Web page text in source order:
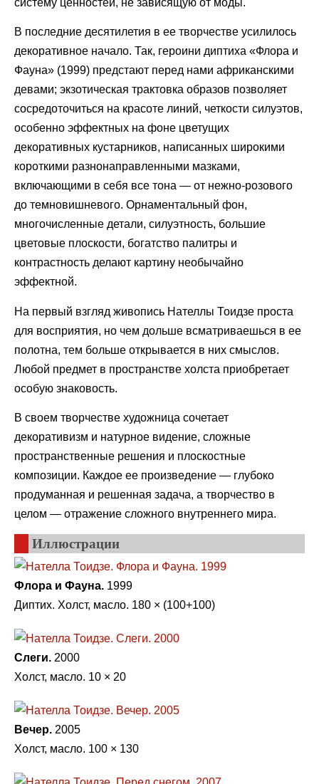
систему ценностей, не зависящую от моды.
В последние десятилетия в ее творчестве усилилось
декоративное начало. Так, героини диптиха «Флора и
Фауна» (1999) предстают перед нами африканскими
девами; экзотическая трактовка образов позволяет
сосредоточиться на красоте линий, четкости силуэтов,
особенно эффектных на фоне цветущих
декоративных кустарников, написанных широкими
короткими разнонаправленными мазками,
включающими в себя все тона — от нежно-розового
до темновишневого. Орнаментальный фон,
многочисленные детали, силуэтность, большие
цветовые плоскости, богатство палитры и
контрастность делают картину необычайно
эффектной.
На первый взгляд живопись Нателлы Тоидзе проста
для восприятия, но чем дольше всматриваешься в ее
полотна, тем больше открывается в них смыслов.
Любой предмет в пространстве холста приобретает
особую знаковость.
В своем творчестве художница сочетает
декоративизм и натурное видение, сложные
пространственные решения и плоскостные
композиции. Каждое ее произведение — глубоко
продуманная и решенная задача, а творчество в
целом — отражение сложного внутреннего мира.
Иллюстрации
Флора и Фауна. 1999
Диптих. Холст, масло. 180 × (100+100)
Слеги. 2000
Холст, масло. 10 × 20
Вечер. 2005
Холст, масло. 100 × 130